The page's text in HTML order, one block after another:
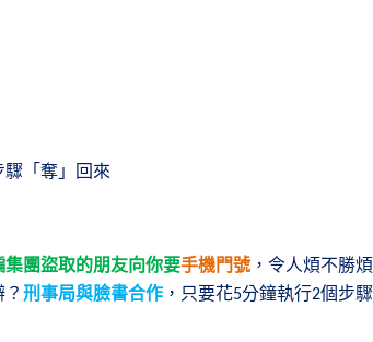
驟「奪」回來
團盜取的朋友向你要手機門號，令人煩不勝
？刑事局與臉書合作 ，只要花5分鐘執行2個步